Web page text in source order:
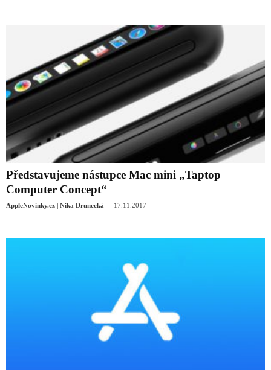
Představujeme nástupce Mac mini „Taptop
Computer Concept“
AppleNovinky.cz | Nika Drunecká - 17.11.2017